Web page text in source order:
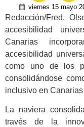
viernes 15 mayo
Redacción/Fred.
accesibilidad
Canarias
accesibilidad
como uno de los
consolidándose
inclusivo en
La naviera
través de la